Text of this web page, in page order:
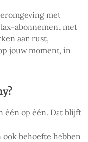
met
abonnement met
aan rust,
jouw moment, in
één op één. Dat blijft
behoefte hebben